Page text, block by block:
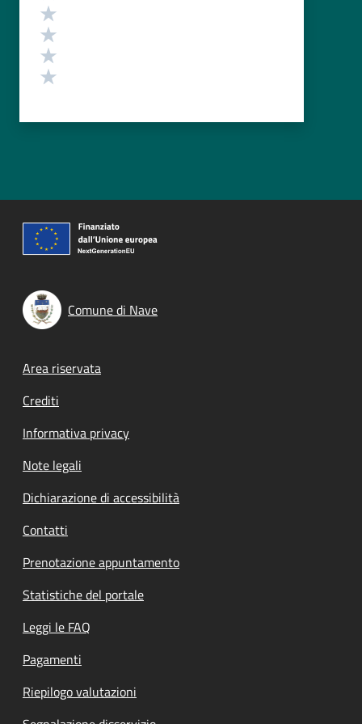
Comune di Nave
Footer menu
Area riservata
Crediti
Informativa privacy
Note legali
Dichiarazione di accessibilità
Contatti
Prenotazione appuntamento
Statistiche del portale
Leggi le FAQ
Pagamenti
Riepilogo valutazioni